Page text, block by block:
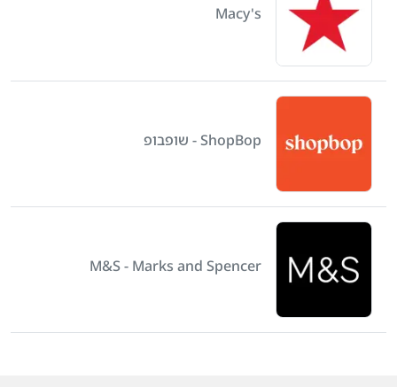
Macy's
ShopBop - שופבופ
M&S - Marks and Spencer